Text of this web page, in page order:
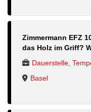
Zimmermann EFZ
das Holz im Griff?
Dauerstelle,
Basel